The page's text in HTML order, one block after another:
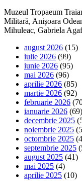
Muzeul Tropaeum
Militară, Anișoara
Mihuleac, Gabriela
august 2026 (15)
iulie 2026 (99)
iunie 2026 (95)
mai 2026 (96)
aprilie 2026 (85)
martie 2026 (92)
februarie 2026
ianuarie 2026 (69)
decembrie 2025
noiembrie 2025
octombrie 2025
septembrie 2025
august 2025 (41)
mai 2025 (4)
aprilie 2025 (10)